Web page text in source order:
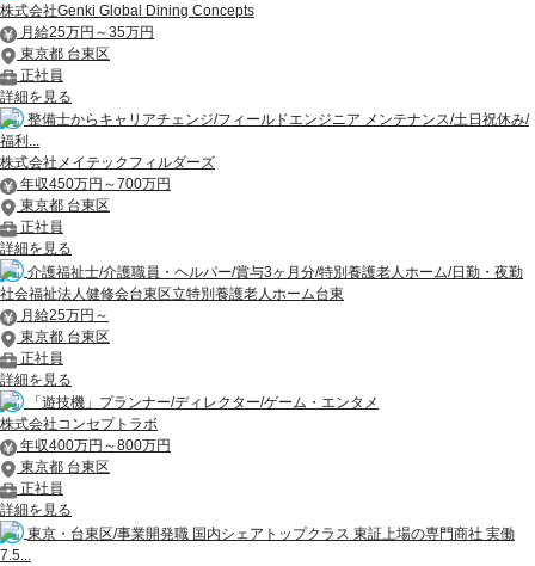
株式会社Genki Global Dining Concepts
月給25万円～35万円
東京都 台東区
正社員
詳細を見る
整備士からキャリアチェンジ/フィールドエンジニア メンテナンス/土日祝休み/
福利...
株式会社メイテックフィルダーズ
年収450万円～700万円
東京都 台東区
正社員
詳細を見る
介護福祉士/介護職員・ヘルパー/賞与3ヶ月分/特別養護老人ホーム/日勤・夜勤
社会福祉法人健修会台東区立特別養護老人ホーム台東
月給25万円～
東京都 台東区
正社員
詳細を見る
「遊技機」プランナー/ディレクター/ゲーム・エンタメ
株式会社コンセプトラボ
年収400万円～800万円
東京都 台東区
正社員
詳細を見る
東京・台東区/事業開発職 国内シェアトップクラス 東証上場の専門商社 実働
7.5...